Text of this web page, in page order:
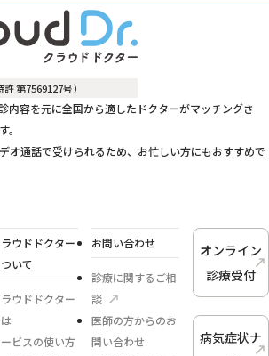
第7569127号）
内容を元に全国から適したドクターがマッチングさ
オ通話で受けられるため、お忙しい方にもおすすめで
ウドドクター
いて
ウドドクター
ビスの使い方
お問い合わせ
診療に関するご相
談
医師の方からのお
問い合わせ
オンライン
診療受付
病気症状ナ